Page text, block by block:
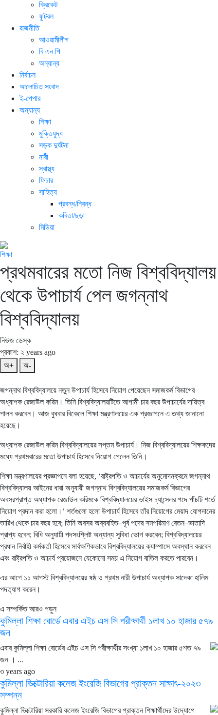
ক্রিকেট
ফুটবল
রাজনীতি
আওয়ামীলীগ
বি এন পি
অন্যান্য
নির্বাচন
আলোচিত সংবাদ
ই-পেপার
অন্যান্য
শিক্ষা
মুক্তিযুদ্ধ
সড়ক দুর্ঘটনা
নারী
স্বাস্থ্য
ফিচার
সাহিত্য
প্রবন্ধ/নিবন্ধ
কবিতা/ছড়া
মিডিয়া
শিক্ষা
প্রথমবারের মতো নিজ বিশ্ববিদ্যালয়
থেকে উপাচার্য পেল জগন্নাথ
বিশ্ববিদ্যালয়
নিউজ ডেস্ক
প্রকাশ: ২ years ago
অ+
অ-
জগন্নাথ বিশ্ববিদ্যালয়ে নতুন উপাচার্য হিসেবে নিয়োগ পেয়েছেন সমাজকর্ম বিভাগের
অধ্যাপক রেজাউল করিম। তিনি বিশ্ববিদ্যালয়টিতে আগামী চার বছর উপাচার্যের দায়িত্ব
পালন করবেন। আজ বুধবার বিকেলে শিক্ষা মন্ত্রণালয়ের এক প্রজ্ঞাপনে এ তথ্য জানানো
হয়েছে।
অধ্যাপক রেজাউল করিম বিশ্ববিদ্যালয়ের সপ্তম উপাচার্য। নিজ বিশ্ববিদ্যালয়ের শিক্ষকদের
মধ্যে প্রথমবারের মতো উপাচার্য হিসেবে নিয়োগ পেলেন তিনি।
শিক্ষা মন্ত্রণালয়ের প্রজ্ঞাপনে বলা হয়েছে, ‘রাষ্ট্রপতি ও আচার্যের অনুমোদনক্রমে জগন্নাথ
বিশ্ববিদ্যালয় আইনের ধারা অনুযায়ী জগন্নাথ বিশ্ববিদ্যালয়ের সমাজকর্ম বিভাগের
অবসরপ্রাপ্ত অধ্যাপক রেজাউল করিমকে বিশ্ববিদ্যালয়ের ভাইস চ্যান্সেলর পদে পাঁচটি শর্তে
নিয়োগ প্রদান করা হলো।’ শর্তগুলো হলো উপাচার্য হিসেবে তাঁর নিয়োগের মেয়াদ যোগদানের
তারিখ থেকে চার বছর হবে; তিনি অবসর অব্যবহিত–পূর্ব পদের সমপরিমাণ বেতন–ভাতাদি
প্রাপ্য হবেন; বিধি অনুযায়ী পদসংশ্লিষ্ট অন্যান্য সুবিধা ভোগ করবেন; বিশ্ববিদ্যালয়ের
প্রধান নির্বাহী কর্মকর্তা হিসেবে সার্বক্ষণিকভাবে বিশ্ববিদ্যালয়ের ক্যাম্পাসে অবস্থান করবেন
এবং রাষ্ট্রপতি ও আচার্য প্রয়োজনে যেকোনো সময় এ নিয়োগ বাতিল করতে পারবেন।
এর আগে ১১ আগস্ট বিশ্ববিদ্যালয়ের ষষ্ঠ ও প্রথম নারী উপাচার্য অধ্যাপক সাদেকা হালিম
পদত্যাগ করেন।
এ সম্পর্কিত আরও পড়ুন
কুমিল্লা শিক্ষা বোর্ডে এবার এইচ এস সি পরীক্ষার্থী ১লাখ ১০ হাজার ৫৭৯
জন
এবার কুমিল্লা শিক্ষা বোর্ডের এইচ এস সি পরীক্ষার্থীর সংখ্যা ১লাখ ১০ হাজার ৫শত ৭৯
জন । ...
৩ years ago
কুমিল্লা ভিক্টোরিয়া কলেজ ইংরেজি বিভাগের প্রাক্তন সাক্ষাৎ-২০২৩
সম্পন্ন
কুমিল্লা ভিক্টোরিয়া সরকারি কলেজ ইংরেজি বিভাগের প্রাক্তন শিক্ষার্থীদের উদ্যোগে